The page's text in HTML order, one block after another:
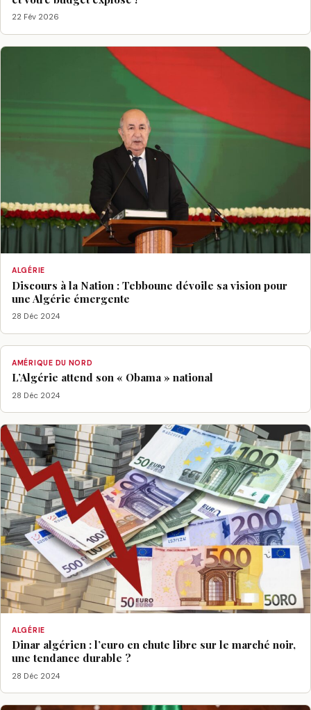
22 Fév 2026
ALGÉRIE
Discours à la Nation : Tebboune dévoile sa vision pour
une Algérie émergente
28 Déc 2024
AMÉRIQUE DU NORD
L’Algérie attend son « Obama » national
28 Déc 2024
ALGÉRIE
Dinar algérien : l’euro en chute libre sur le marché noir,
une tendance durable ?
28 Déc 2024